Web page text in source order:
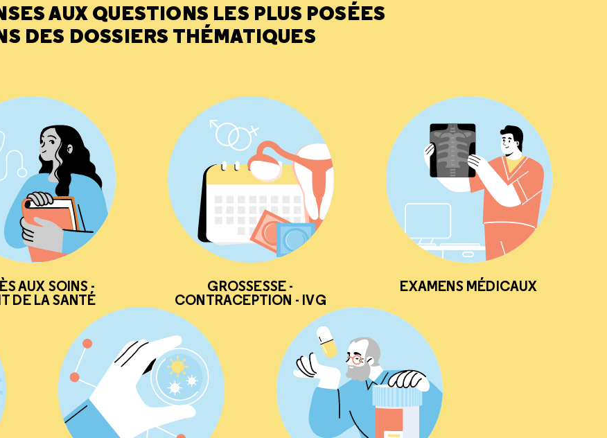
AUX QUESTIONS LES PLUS POSÉES
DES DOSSIERS THÉMATIQUES
AUX SOINS -
DE LA SANTÉ
GROSSESSE -
CONTRACEPTION - IVG
EXAMENS MÉDICAUX